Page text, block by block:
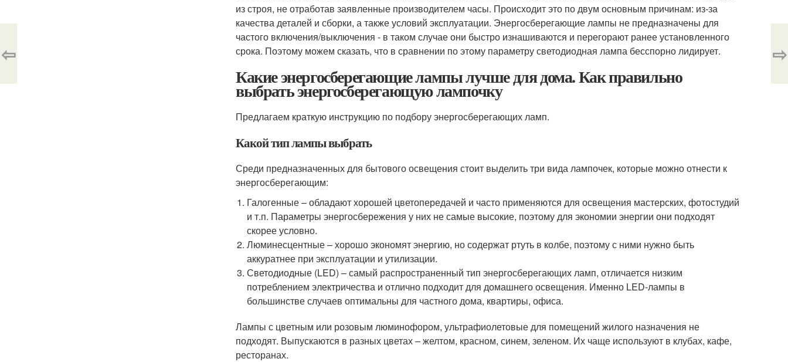
из строя, не отработав заявленные производителем часы. Происходит это по двум основным причинам: из-за
качества деталей и сборки, а также условий эксплуатации. Энергосберегающие лампы не предназначены для
частого включения/выключения - в таком случае они быстро изнашиваются и перегорают ранее установленного
срока. Поэтому можем сказать, что в сравнении по этому параметру светодиодная лампа бесспорно лидирует.
Какие энергосберегающие лампы лучше для дома. Как правильно
выбрать энергосберегающую лампочку
Предлагаем краткую инструкцию по подбору энергосберегающих ламп.
Какой тип лампы выбрать
Среди предназначенных для бытового освещения стоит выделить три вида лампочек, которые можно отнести к
энергосберегающим:
Галогенные – обладают хорошей цветопередачей и часто применяются для освещения мастерских, фотостудий
и т.п. Параметры энергосбережения у них не самые высокие, поэтому для экономии энергии они подходят
скорее условно.
Люминесцентные – хорошо экономят энергию, но содержат ртуть в колбе, поэтому с ними нужно быть
аккуратнее при эксплуатации и утилизации.
Светодиодные (LED) – самый распространенный тип энергосберегающих ламп, отличается низким
потреблением электричества и отлично подходит для домашнего освещения. Именно LED-лампы в
большинстве случаев оптимальны для частного дома, квартиры, офиса.
Лампы с цветным или розовым люминофором, ультрафиолетовые для помещений жилого назначения не
подходят. Выпускаются в разных цветах – желтом, красном, синем, зеленом. Их чаще используют в клубах, кафе,
ресторанах.
⇦ ⇨